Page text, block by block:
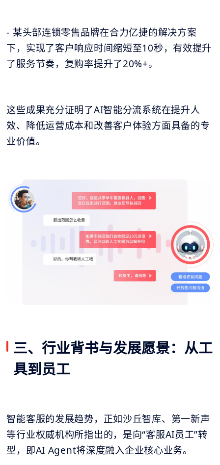
- 某头部连锁零售品牌在合力亿捷的解决方案
下，实现了客户响应时间缩短至10秒，有效提升
了服务节奏，复购率提升了20%+。
这些成果充分证明了AI智能分流系统在提升人
效、降低运营成本和改善客户体验方面具备的专
业价值。
三、行业背书与发展愿景：从工
具到员工
智能客服的发展趋势，正如沙丘智库、第一新声
等行业权威机构所指出的，是向“客服AI员工”转
型，即AI Agent将深度融入企业核心业务。